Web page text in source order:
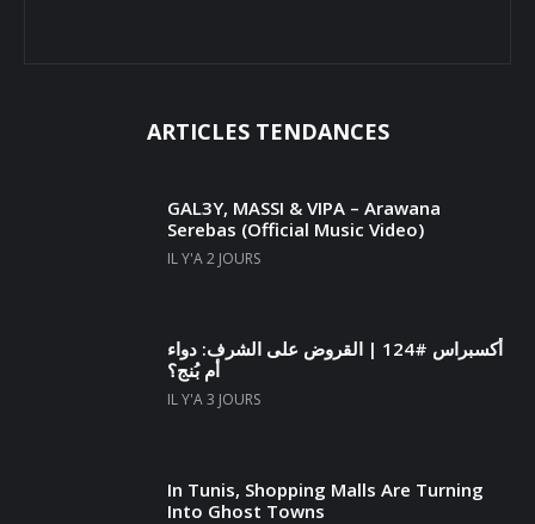
ARTICLES TENDANCES
GAL3Y, MASSI & VIPA – Arawana
Serebas (Official Music Video)
IL Y'A 2 JOURS
أكسبراس #124 | القروض على الشرف: دواء
أم بُنج؟
IL Y'A 3 JOURS
In Tunis, Shopping Malls Are Turning
Into Ghost Towns